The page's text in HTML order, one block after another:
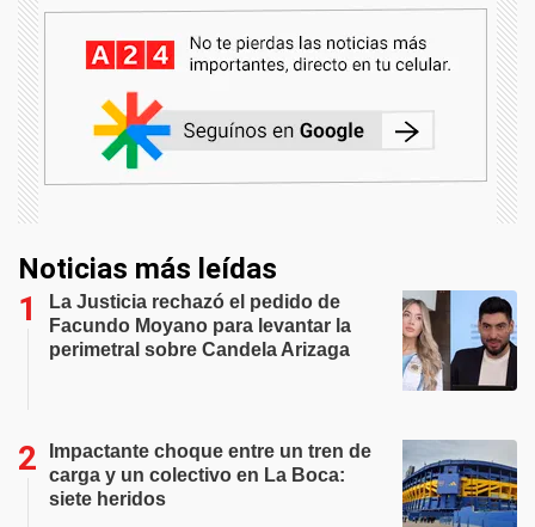
Noticias más leídas
La Justicia rechazó el pedido de
Facundo Moyano para levantar la
perimetral sobre Candela Arizaga
Impactante choque entre un tren de
carga y un colectivo en La Boca:
siete heridos